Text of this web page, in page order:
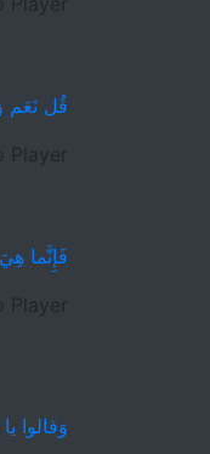
قُل نَعَم
فَإِنَّما
وَقالوا